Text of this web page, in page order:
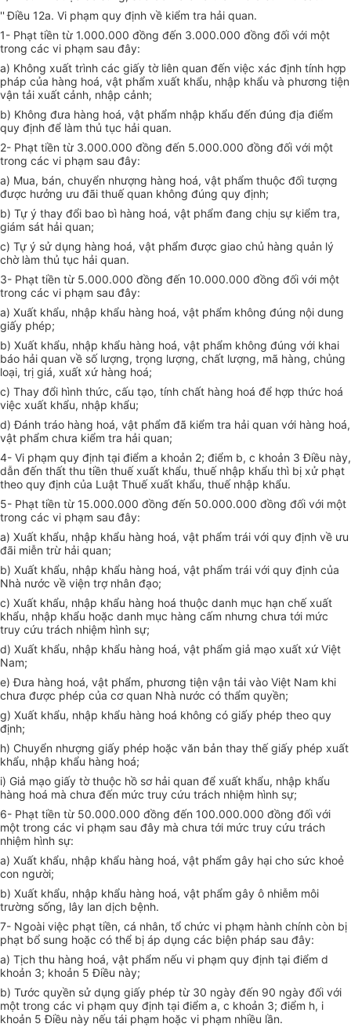
'' Điều 12a. Vi phạm quy định về kiểm tra hải quan.
1- Phạt tiền từ 1.000.000 đồng đến 3.000.000 đồng đối với một
trong các vi phạm sau đây:
a) Không xuất trình các giấy tờ liên quan đến việc xác định tính hợp
pháp của hàng hoá, vật phẩm xuất khẩu, nhập khẩu và phương tiện
vận tải xuất cảnh, nhập cảnh;
b) Không đưa hàng hoá, vật phẩm nhập khẩu đến đúng địa điểm
quy định để làm thủ tục hải quan.
2- Phạt tiền từ 3.000.000 đồng đến 5.000.000 đồng đối với một
trong các vi phạm sau đây:
a) Mua, bán, chuyển nhượng hàng hoá, vật phẩm thuộc đối tượng
được hưởng ưu đãi thuế quan không đúng quy định;
b) Tự ý thay đổi bao bì hàng hoá, vật phẩm đang chịu sự kiểm tra,
giám sát hải quan;
c) Tự ý sử dụng hàng hoá, vật phẩm được giao chủ hàng quản lý
chờ làm thủ tục hải quan.
3- Phạt tiền từ 5.000.000 đồng đến 10.000.000 đồng đối với một
trong các vi phạm sau đây:
a) Xuất khẩu, nhập khẩu hàng hoá, vật phẩm không đúng nội dung
giấy phép;
b) Xuất khẩu, nhập khẩu hàng hoá, vật phẩm không đúng với khai
báo hải quan về số lượng, trọng lượng, chất lượng, mã hàng, chủng
loại, trị giá, xuất xứ hàng hoá;
c) Thay đổi hình thức, cấu tạo, tính chất hàng hoá để hợp thức hoá
việc xuất khẩu, nhập khẩu;
d) Đánh tráo hàng hoá, vật phẩm đã kiểm tra hải quan với hàng hoá,
vật phẩm chưa kiểm tra hải quan;
4- Vi phạm quy định tại điểm a khoản 2; điểm b, c khoản 3 Điều này,
dẫn đến thất thu tiền thuế xuất khẩu, thuế nhập khẩu thì bị xử phạt
theo quy định của Luật Thuế xuất khẩu, thuế nhập khẩu.
5- Phạt tiền từ 15.000.000 đồng đến 50.000.000 đồng đối với một
trong các vi phạm sau đây:
a) Xuất khẩu, nhập khẩu hàng hoá, vật phẩm trái với quy định về ưu
đãi miễn trừ hải quan;
b) Xuất khẩu, nhập khẩu hàng hoá, vật phẩm trái với quy định của
Nhà nước về viện trợ nhân đạo;
c) Xuất khẩu, nhập khẩu hàng hoá thuộc danh mục hạn chế xuất
khẩu, nhập khẩu hoặc danh mục hàng cấm nhưng chưa tới mức
truy cứu trách nhiệm hình sự;
d) Xuất khẩu, nhập khẩu hàng hoá, vật phẩm giả mạo xuất xứ Việt
Nam;
e) Đưa hàng hoá, vật phẩm, phương tiện vận tải vào Việt Nam khi
chưa được phép của cơ quan Nhà nước có thẩm quyền;
g) Xuất khẩu, nhập khẩu hàng hoá không có giấy phép theo quy
định;
h) Chuyển nhượng giấy phép hoặc văn bản thay thế giấy phép xuất
khẩu, nhập khẩu hàng hoá;
i) Giả mạo giấy tờ thuộc hồ sơ hải quan để xuất khẩu, nhập khẩu
hàng hoá mà chưa đến mức truy cứu trách nhiệm hình sự;
6- Phạt tiền từ 50.000.000 đồng đến 100.000.000 đồng đối với
một trong các vi phạm sau đây mà chưa tới mức truy cứu trách
nhiệm hình sự:
a) Xuất khẩu, nhập khẩu hàng hoá, vật phẩm gây hại cho sức khoẻ
con người;
b) Xuất khẩu, nhập khẩu hàng hoá, vật phẩm gây ô nhiễm môi
trường sống, lây lan dịch bệnh.
7- Ngoài việc phạt tiền, cá nhân, tổ chức vi phạm hành chính còn bị
phạt bổ sung hoặc có thể bị áp dụng các biện pháp sau đây:
a) Tịch thu hàng hoá, vật phẩm nếu vi phạm quy định tại điểm d
khoản 3; khoản 5 Điều này;
b) Tước quyền sử dụng giấy phép từ 30 ngày đến 90 ngày đối với
một trong các vi phạm quy định tại điểm a, c khoản 3; điểm h, i
khoản 5 Điều này nếu tái phạm hoặc vi phạm nhiều lần.